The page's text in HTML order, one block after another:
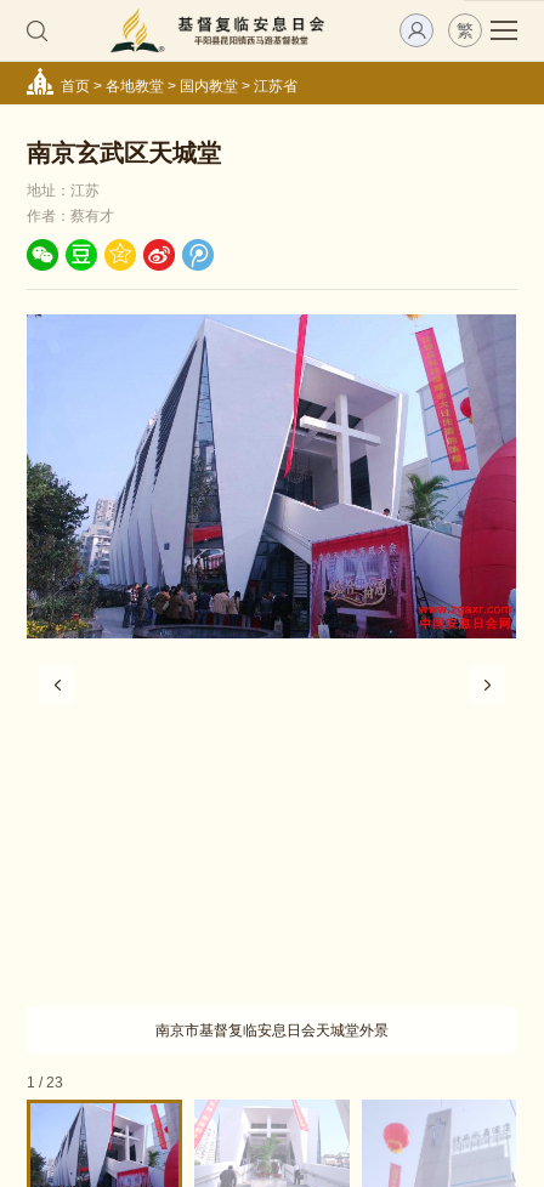
繁
首页> 各地教堂> 国内教堂> 江苏省
南京玄武区天城堂
地址：江苏
作者：蔡有才
南京市基督复临安息日会天城堂外景
1 /23